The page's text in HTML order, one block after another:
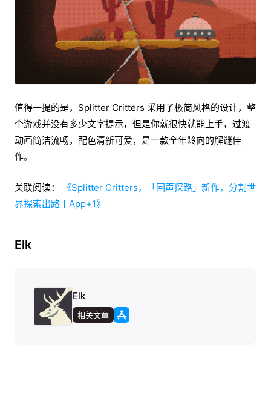
值得一提的是，Splitter Critters 采用了极简风格的设计，整
个游戏并没有多少文字提示，但是你就很快就能上手，过渡
动画简洁流畅，配色清新可爱，是一款全年龄向的解谜佳
作。
关联阅读：
《Splitter Critters，「回声探路」新作，分割世
界探索出路丨App+1》
Elk
Elk
相关文章